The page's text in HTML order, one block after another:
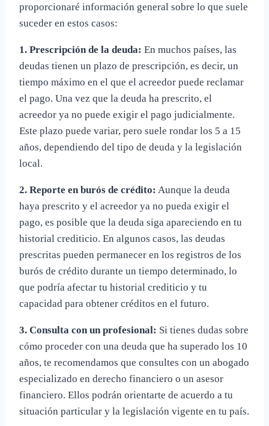
proporcionaré información general sobre lo que suele
suceder en estos casos:
1. Prescripción de la deuda: En muchos países, las
deudas tienen un plazo de prescripción, es decir, un
tiempo máximo en el que el acreedor puede reclamar
el pago. Una vez que la deuda ha prescrito, el
acreedor ya no puede exigir el pago judicialmente.
Este plazo puede variar, pero suele rondar los 5 a 15
años, dependiendo del tipo de deuda y la legislación
local.
2. Reporte en burós de crédito: Aunque la deuda
haya prescrito y el acreedor ya no pueda exigir el
pago, es posible que la deuda siga apareciendo en tu
historial crediticio. En algunos casos, las deudas
prescritas pueden permanecer en los registros de los
burós de crédito durante un tiempo determinado, lo
que podría afectar tu historial crediticio y tu
capacidad para obtener créditos en el futuro.
3. Consulta con un profesional: Si tienes dudas sobre
cómo proceder con una deuda que ha superado los 10
años, te recomendamos que consultes con un abogado
especializado en derecho financiero o un asesor
financiero. Ellos podrán orientarte de acuerdo a tu
situación particular y la legislación vigente en tu país.